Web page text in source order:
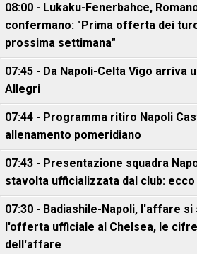
08:00 - Lukaku-Fenerbahce,
confermano: "Prima offerta dei
prossima settimana"
07:45 - Da Napoli-Celta Vigo arriva
Allegri
07:44 - Programma ritiro Napoli
allenamento pomeridiano
07:43 - Presentazione squadra
stavolta ufficializzata dal club:
07:30 - Badiashile-Napoli, l'affare
l'offerta ufficiale al Chelsea, le
dell'affare